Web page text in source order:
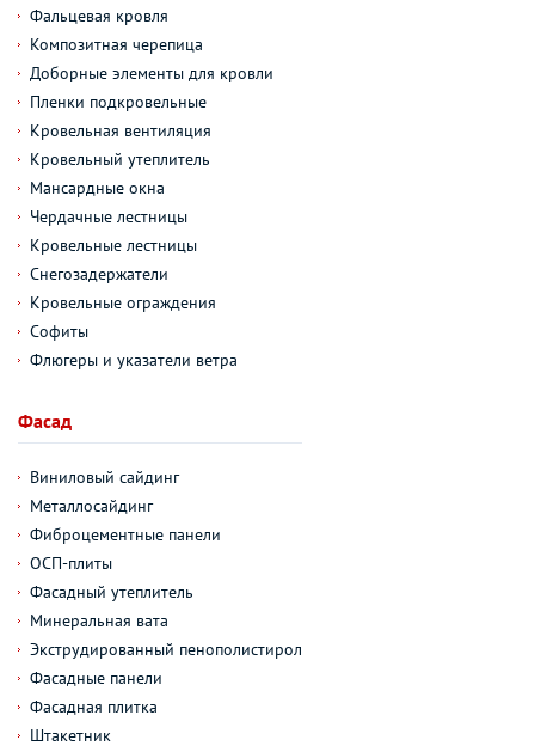
Фальцевая кровля
Композитная черепица
Доборные элементы для кровли
Пленки подкровельные
Кровельная вентиляция
Кровельный утеплитель
Мансардные окна
Чердачные лестницы
Кровельные лестницы
Снегозадержатели
Кровельные ограждения
Софиты
Флюгеры и указатели ветра
Фасад
Виниловый сайдинг
Металлосайдинг
Фиброцементные панели
ОСП-плиты
Фасадный утеплитель
Минеральная вата
Экструдированный пенополистирол
Фасадные панели
Фасадная плитка
Штакетник